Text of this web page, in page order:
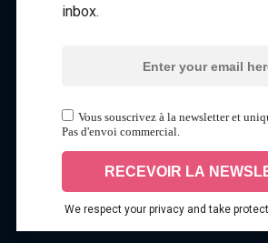
inbox.
Vous souscrivez à la newsletter et
Pas d'envoi commercial.
We respect your privacy and take